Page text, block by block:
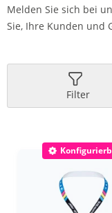
Melden Sie sich bei
Sie, Ihre Kunden und
Filter